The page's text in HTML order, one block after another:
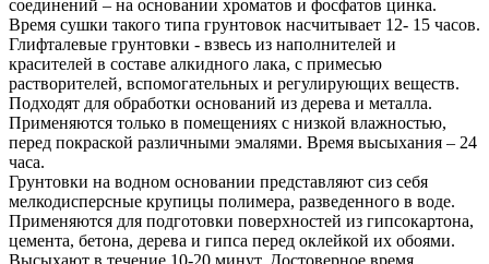
соединений – на основании хроматов и фосфатов цинка.
Время сушки такого типа грунтовок насчитывает 12- 15 часов.
Глифталевые грунтовки - взвесь из наполнителей и
красителей в составе алкидного лака, с примесью
растворителей, вспомогательных и регулирующих веществ.
Подходят для обработки оснований из дерева и металла.
Применяются только в помещениях с низкой влажностью,
перед покраской различными эмалями. Время высыхания – 24
часа.
Грунтовки на водном основании представляют сиз себя
мелкодисперсные крупицы полимера, разведенного в воде.
Применяются для подготовки поверхностей из гипсокартона,
цемента, бетона, дерева и гипса перед оклейкой их обоями.
Высыхают в течение 10-20 минут. Достоверное время